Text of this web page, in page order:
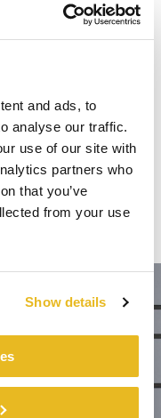
and ads, to
analyse our traffic.
use of our site with
partners who
that you’ve
from your use
Show details